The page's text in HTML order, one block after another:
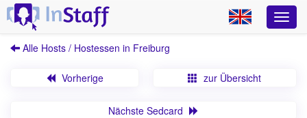
Alle Hosts / Hostessen in Freiburg
Vorherige zur Übersicht
Nächste Sedcard